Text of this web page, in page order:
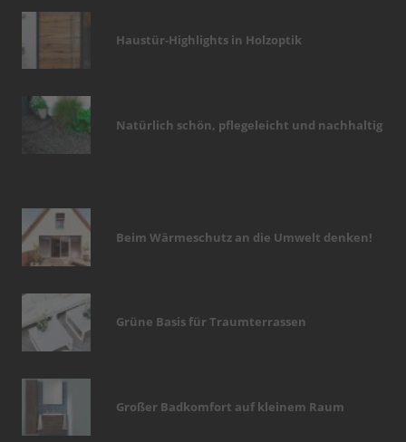
Haustür-Highlights in Holzoptik
Natürlich schön, pflegeleicht und nachhaltig
Beim Wärmeschutz an die Umwelt denken!
Grüne Basis für Traumterrassen
Großer Badkomfort auf kleinem Raum